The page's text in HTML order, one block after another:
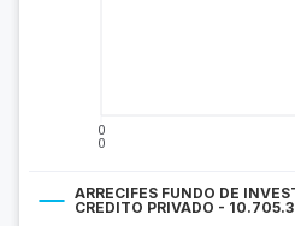
0
0
ARRECIFES FUNDO DE
CREDITO PRIVADO -